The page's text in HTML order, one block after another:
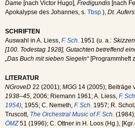
Dame [nach Victor Hugo], Fredigundis [nach
Apokalypse des Johannes, s. Tbsp.), Dt.
SCHRIFTEN
Auswahl in A. Liess, F. Sch. 1951 (u. a.:
[100. Todestag 1928], Gutachten betreffend
„Das Buch mit sieben Siegeln“ [Programmheft
LITERATUR
NGroveD 22 (2001); MGG 14 (2005); Beiträge
1938–45, 2006; Riemann 1961; A. Liess, F.
1954), 1955; C. Nemeth, F. Sch. 1957; R.
Truscott, The Orchestral Music of F. Sch.
ÖMZ51 (1996); C. Ottner in H. Loos (Hg.),